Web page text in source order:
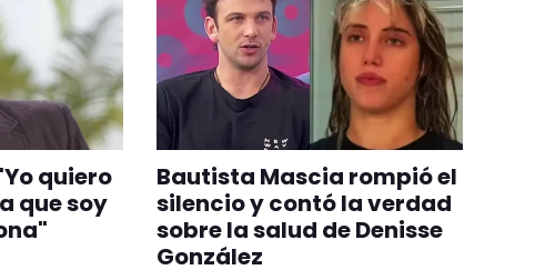
quiero
que soy
Bautista Mascia rompió el
silencio y contó la verdad
sobre la salud de Denisse
González